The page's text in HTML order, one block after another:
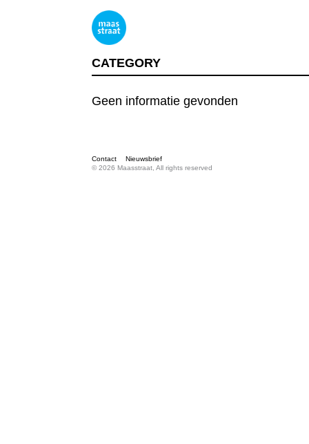
CATEGORY
Geen informatie gevonden
Contact
Nieuwsbrief
© 2026 Maasstraat, All rights reserved